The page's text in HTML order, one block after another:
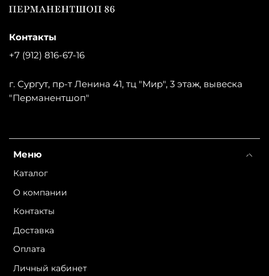
Меню
Каталог
О компании
Контакты
Доставка
Оплата
Личный кабинет
Контакты
+7 (912) 816-67-16
г. Сургут, пр-т Ленина 41, тц "Мир", 3 этаж, вывеска
"Перманентшоп"